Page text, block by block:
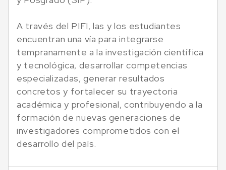
A través del PIFI, las y los estudiantes
encuentran una vía para integrarse
tempranamente a la investigación científica
y tecnológica, desarrollar competencias
especializadas, generar resultados
concretos y fortalecer su trayectoria
académica y profesional, contribuyendo a la
formación de nuevas generaciones de
investigadores comprometidos con el
desarrollo del país.